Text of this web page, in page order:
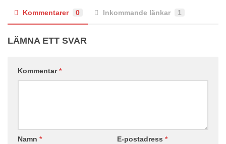
Kommentarer 0 Inkommande länkar 1
LÄMNA ETT SVAR
Kommentar*
Namn * E-postadress *